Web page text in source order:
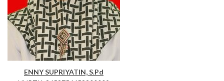
ENNY SUPRIYATIN, S.Pd